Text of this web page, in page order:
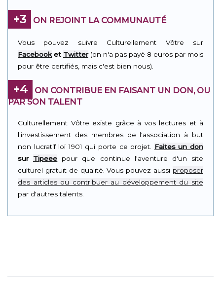
+3 ON REJOINT LA COMMUNAUTÉ
Vous pouvez suivre Culturellement Vôtre sur
Facebooket Twitter(on n'a pas payé 8 euros par mois
pour être certifiés, mais c'est bien nous).
+4
ON CONTRIBUE EN FAISANT UN DON, OU
PAR SON TALENT
Culturellement Vôtre existe grâce à vos lectures et à
l'investissement des membres de l'association à but
non lucratif loi 1901 qui porte ce projet. Faites un don
sur Tipeee pour que continue l'aventure d'un site
culturel gratuit de qualité. Vous pouvez aussi proposer
des articles ou contribuer au développement du site
par d'autres talents.